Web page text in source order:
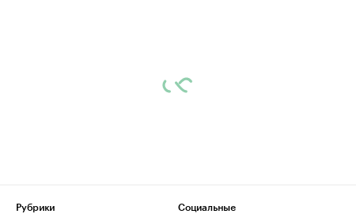
Рубрики
Социальные